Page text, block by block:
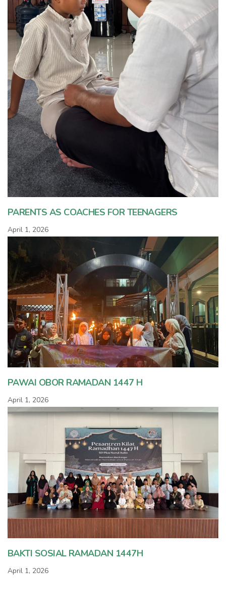
PARENTS AS COACHES FOR TEENAGERS
April 1, 2026
PAWAI OBOR RAMADAN 1447 H
April 1, 2026
BAKTI SOSIAL RAMADAN 1447H
April 1, 2026